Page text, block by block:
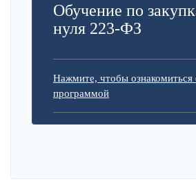
Обучение по
нуля 223-ФЗ
Нажмите, чтобы ознакомиться
программой